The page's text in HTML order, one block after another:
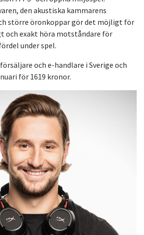
den akustiska kammarens
större öronkoppar gör det möjligt för
och exakt höra motståndare för
under spel.
och e-handlare i Sverige och
för 1619 kronor.